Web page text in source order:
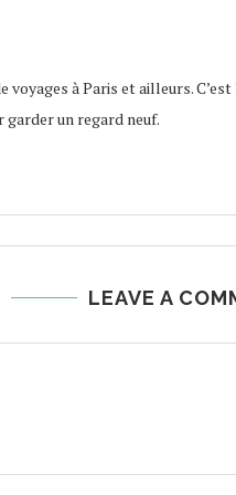
voyages à Paris et ailleurs.
garder un regard neuf.
LEAVE A